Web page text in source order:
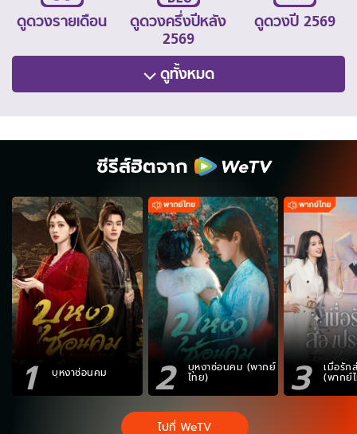
ดูดวงรายเดือน
ดูดวงครึ่งปีหลัง
2569
ดูดวงปี 2569
ดูทั้งหมด
ซีรีส์ฮิตจาก
1 บุหงาซ่อนคม 2 บุหงาซ่อนคม (พากย์
ไทย) 3 เมื่อรัก
(พากย์
ไปที่ WeTV